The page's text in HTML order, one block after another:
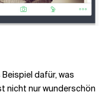
dafür, was
nicht nur wunderschön